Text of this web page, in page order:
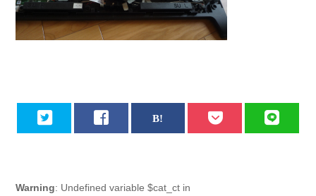
Warning: Undefined variable $cat_ct in